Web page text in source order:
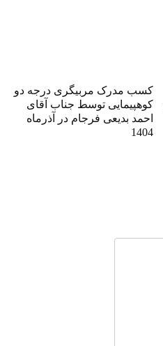
کسب مدرک مربیگری درجه دو
کوهپیمایی توسط جناب آقای
احمد بدیعی فرجام در آذرماه
1404